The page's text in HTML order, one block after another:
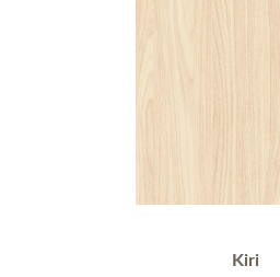
Kiri